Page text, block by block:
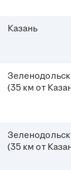
Казань
Зеленодольск
(35 км от
Зеленодольск
(35 км от